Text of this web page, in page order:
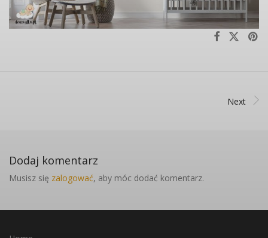
Next
Dodaj komentarz
Musisz się zalogować, aby móc dodać komentarz.